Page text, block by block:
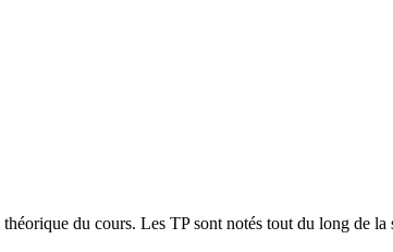
du cours. Les TP sont notés tout du long de